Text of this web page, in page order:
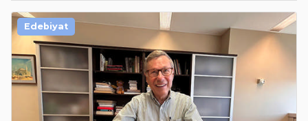
Edebiyat